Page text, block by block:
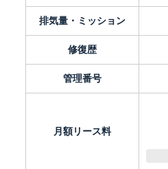
排気量・ミッション
修復歴
管理番号
月額リース料